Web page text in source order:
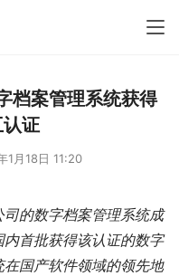
档案管理系统获得
认证
1月18日 11:20
的数字档案管理系统成
首批获得该认证的数字
国产软件领域的领先地